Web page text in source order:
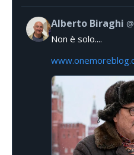
Alberto Biraghi
Non è solo....